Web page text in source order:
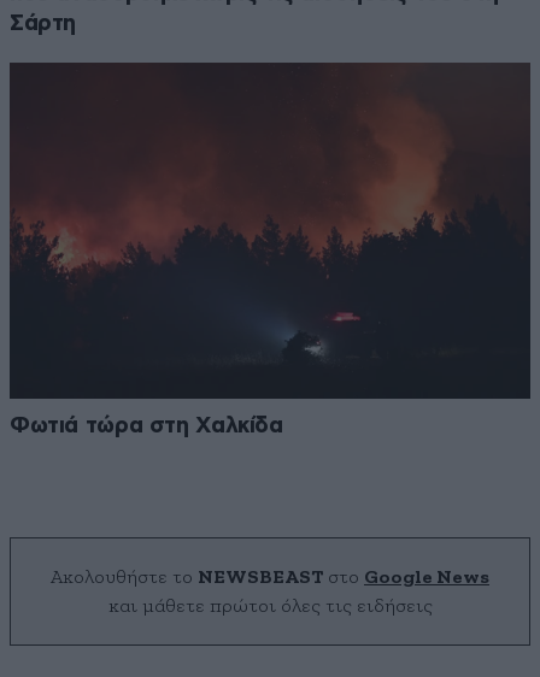
Σάρτη
Φωτιά τώρα στη Χαλκίδα
Ακολουθήστε το NEWSBEAST στο Google News
και μάθετε πρώτοι όλες τις ειδήσεις